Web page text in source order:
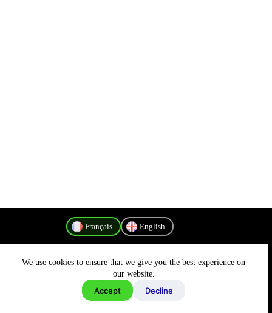
We use cookies to ensure that we give you the best experience on
our website.
Accept Decline
Français English
Politique de confidentialité
Copyright © 2026 - MyConnectivity